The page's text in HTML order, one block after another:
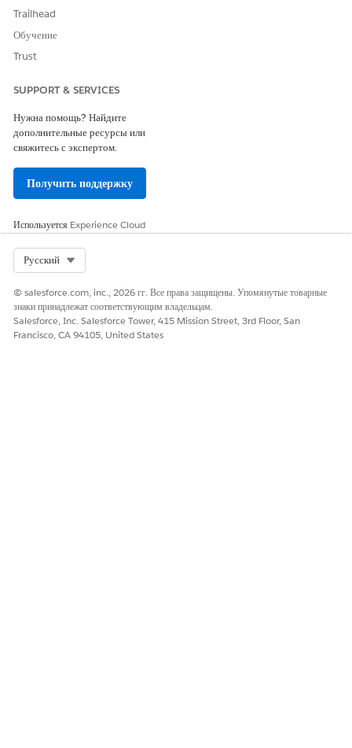
Trailhead
Обучение
Trust
SUPPORT & SERVICES
Нужна помощь? Найдите
дополнительные ресурсы или
свяжитесь с экспертом.
Получить поддержку
Используется Experience Cloud
Русский
© salesforce.com, inc., 2026 гг. Все права защищены. Упомянутые товарные
знаки принадлежат соответствующим владельцам.
Salesforce, Inc. Salesforce Tower, 415 Mission Street, 3rd Floor, San
Francisco, CA 94105, United States